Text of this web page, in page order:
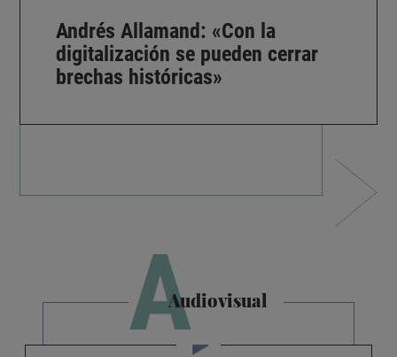
Andrés Allamand: «Con la
digitalización se pueden cerrar
brechas históricas»
AAudiovisual